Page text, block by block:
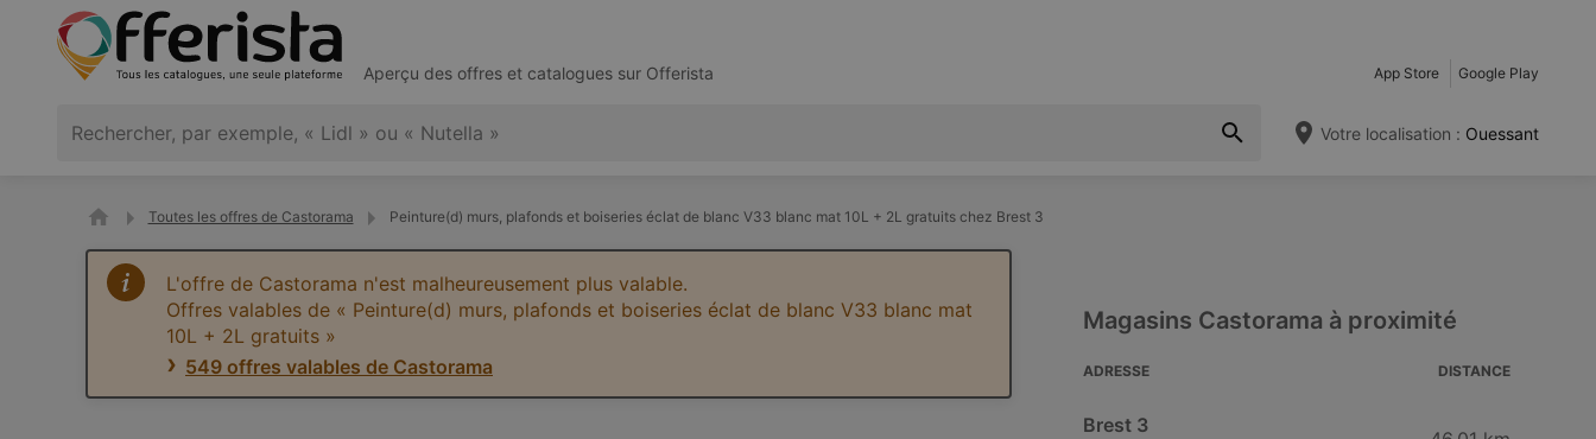
Aperçu des offres et catalogues sur Offerista App Store Google Play
Votre localisation : Ouessant
Toutes les offres de Castorama Peinture(d) murs, plafonds et boiseries éclat de blanc V33 blanc mat 10L + 2L gratuits chez Brest 3
L'offre de Castorama n'est malheureusement plus valable.
Offres valables de « Peinture(d) murs, plafonds et boiseries éclat de blanc V33 blanc mat
10L + 2L gratuits »
549 offres valables de Castorama
Magasins Castorama à proximité
ADRESSE DISTANCE
Brest 3